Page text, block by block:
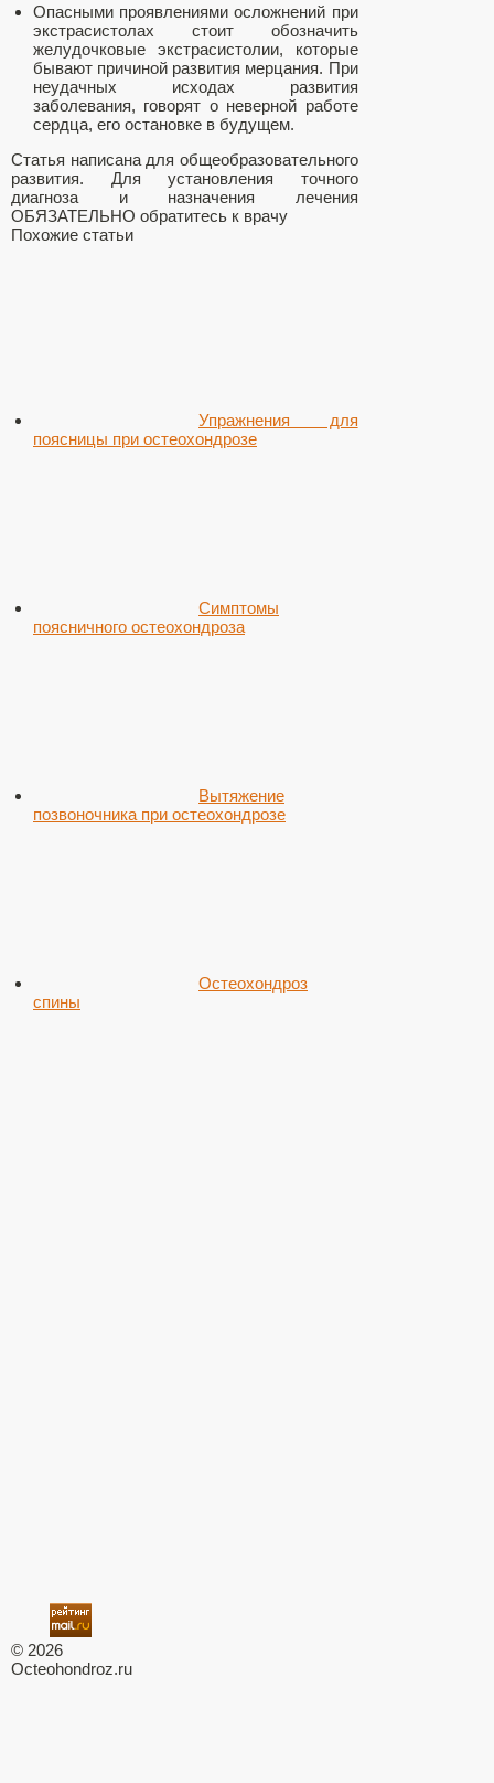
Опасными проявлениями осложнений при
экстрасистолах стоит обозначить
желудочковые экстрасистолии, которые
бывают причиной развития мерцания. При
неудачных исходах развития
заболевания, говорят о неверной работе
сердца, его остановке в будущем.
Статья написана для общеобразовательного
развития. Для установления точного
диагноза и назначения лечения
ОБЯЗАТЕЛЬНО обратитесь к врачу
Похожие статьи
Упражнения для
поясницы при остеохондрозе
Симптомы
поясничного остеохондроза
Вытяжение
позвоночника при остеохондрозе
Остеохондроз
спины
© 2026
Octeohondroz.ru